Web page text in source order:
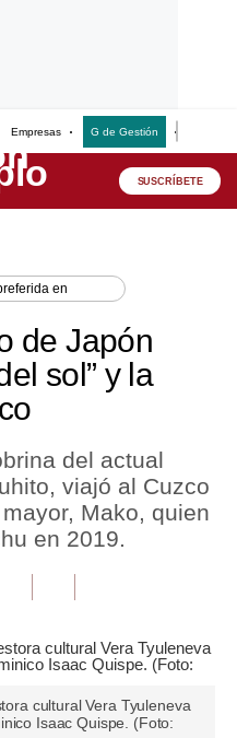
Empresas G de Gestión
SUSCRÍBETE
en
de Japón
sol” y la
del actual
viajó al Cuzco
Mako, quien
en 2019.
cultural Vera Tyuleneva
Isaac Quispe. (Foto: